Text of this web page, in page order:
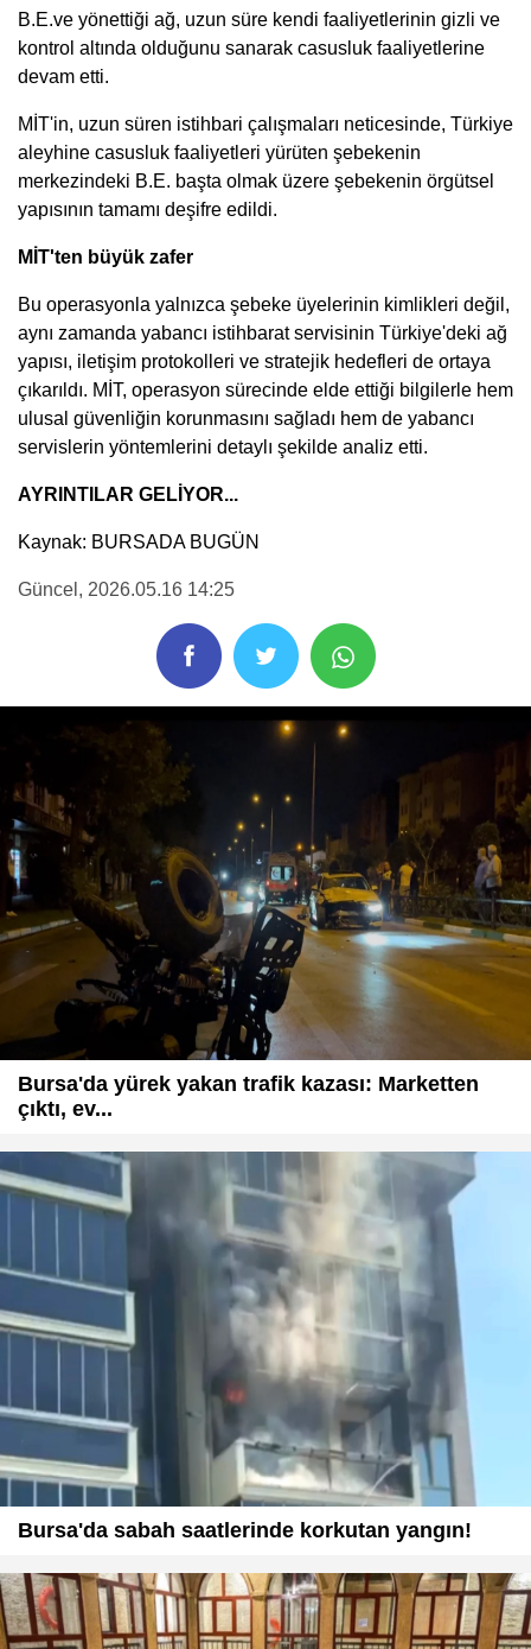
B.E.ve yönettiği ağ, uzun süre kendi faaliyetlerinin gizli ve
kontrol altında olduğunu sanarak casusluk faaliyetlerine
devam etti.
MİT'in, uzun süren istihbari çalışmaları neticesinde, Türkiye
aleyhine casusluk faaliyetleri yürüten şebekenin
merkezindeki B.E. başta olmak üzere şebekenin örgütsel
yapısının tamamı deşifre edildi.
MİT'ten büyük zafer
Bu operasyonla yalnızca şebeke üyelerinin kimlikleri değil,
aynı zamanda yabancı istihbarat servisinin Türkiye'deki ağ
yapısı, iletişim protokolleri ve stratejik hedefleri de ortaya
çıkarıldı. MİT, operasyon sürecinde elde ettiği bilgilerle hem
ulusal güvenliğin korunmasını sağladı hem de yabancı
servislerin yöntemlerini detaylı şekilde analiz etti.
AYRINTILAR GELİYOR...
Kaynak: BURSADA BUGÜN
Güncel , 2026.05.16 14:25
Bursa'da yürek yakan trafik kazası: Marketten
çıktı, ev...
Bursa'da sabah saatlerinde korkutan yangın!